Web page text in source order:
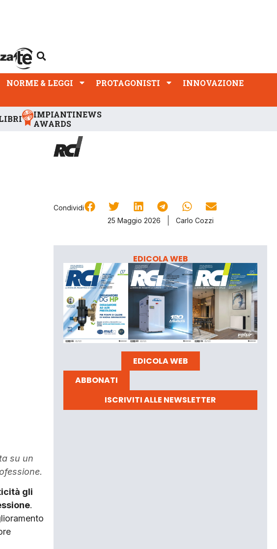
NORME & LEGGI PROTAGONISTI
INNOVAZIONE
IMPIANTINEWS
AWARDS
Condividi
25 Maggio 2026
Carlo Cozzi
su un
gli
.
EDICOLA WEB
EDICOLA WEB
ABBONATI
ISCRIVITI ALLE NEWSLETTER